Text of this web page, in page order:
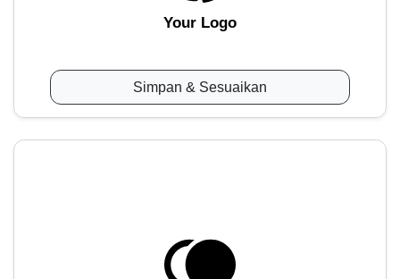
Your Logo
Simpan & Sesuaikan